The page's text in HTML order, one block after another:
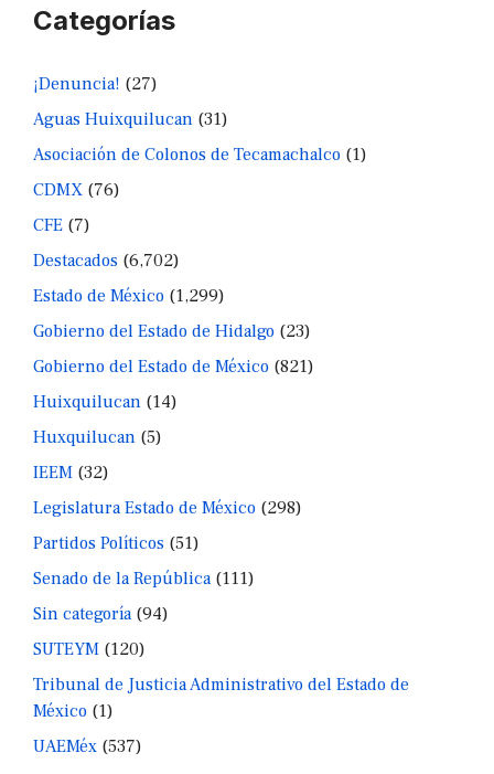
Categorías
¡Denuncia! (27)
Aguas Huixquilucan (31)
Asociación de Colonos de Tecamachalco (1)
CDMX (76)
CFE (7)
Destacados (6,702)
Estado de México (1,299)
Gobierno del Estado de Hidalgo (23)
Gobierno del Estado de México (821)
Huixquilucan (14)
Huxquilucan (5)
IEEM (32)
Legislatura Estado de México (298)
Partidos Políticos (51)
Senado de la República(111)
Sin categoría(94)
SUTEYM (120)
Tribunal de Justicia Administrativo del Estado de
México (1)
UAEMéx (537)